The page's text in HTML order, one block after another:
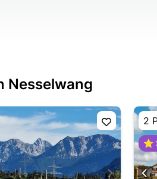
Nesselwang
2
⭐